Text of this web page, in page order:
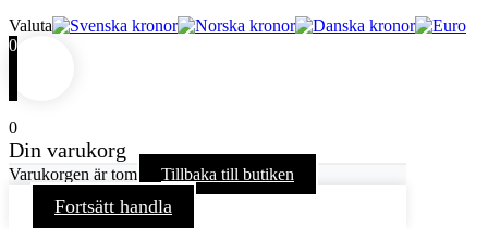
Valuta
0
0
Din varukorg
Varukorgen är tom Tillbaka till butiken
Fortsätt handla